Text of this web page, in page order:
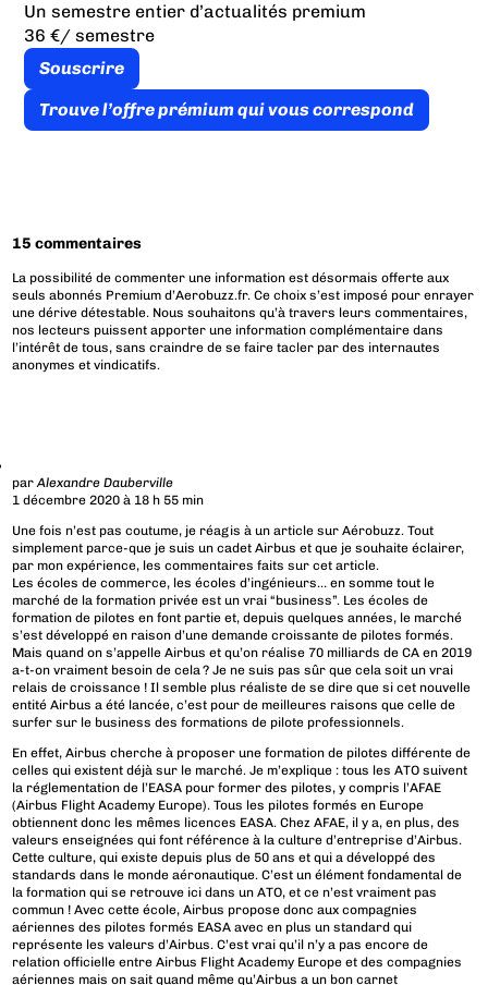
Un semestre entier d’actualités premium
36 €/ semestre
Souscrire
Trouve l’offre prémium qui vous correspond
15 commentaires
La possibilité de commenter une information est désormais offerte aux
seuls abonnés Premium d’Aerobuzz.fr. Ce choix s’est imposé pour enrayer
une dérive détestable. Nous souhaitons qu’à travers leurs commentaires,
nos lecteurs puissent apporter une information complémentaire dans
l’intérêt de tous, sans craindre de se faire tacler par des internautes
anonymes et vindicatifs.
parAlexandre Dauberville
1 décembre 2020 à 18 h 55 min
Une fois n’est pas coutume, je réagis à un article sur Aérobuzz. Tout
simplement parce-que je suis un cadet Airbus et que je souhaite éclairer,
par mon expérience, les commentaires faits sur cet article.
Les écoles de commerce, les écoles d’ingénieurs… en somme tout le
marché de la formation privée est un vrai “business”. Les écoles de
formation de pilotes en font partie et, depuis quelques années, le marché
s’est développé en raison d’une demande croissante de pilotes formés.
Mais quand on s’appelle Airbus et qu’on réalise 70 milliards de CA en 2019
a-t-on vraiment besoin de cela ? Je ne suis pas sûr que cela soit un vrai
relais de croissance ! Il semble plus réaliste de se dire que si cet nouvelle
entité Airbus a été lancée, c’est pour de meilleures raisons que celle de
surfer sur le business des formations de pilote professionnels.
En effet, Airbus cherche à proposer une formation de pilotes différente de
celles qui existent déjà sur le marché. Je m’explique : tous les ATO suivent
la réglementation de l’EASA pour former des pilotes, y compris l’AFAE
(Airbus Flight Academy Europe). Tous les pilotes formés en Europe
obtiennent donc les mêmes licences EASA. Chez AFAE, il y a, en plus, des
valeurs enseignées qui font référence à la culture d’entreprise d’Airbus.
Cette culture, qui existe depuis plus de 50 ans et qui a développé des
standards dans le monde aéronautique. C’est un élément fondamental de
la formation qui se retrouve ici dans un ATO, et ce n’est vraiment pas
commun ! Avec cette école, Airbus propose donc aux compagnies
aériennes des pilotes formés EASA avec en plus un standard qui
représente les valeurs d’Airbus. C’est vrai qu’il n’y a pas encore de
relation officielle entre Airbus Flight Academy Europe et des compagnies
aériennes mais on sait quand même qu’Airbus a un bon carnet